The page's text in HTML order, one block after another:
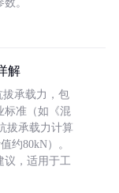
。
解
拔承载力，包
标准（如《混
拔承载力计算
约80kN）。
议，适用于工